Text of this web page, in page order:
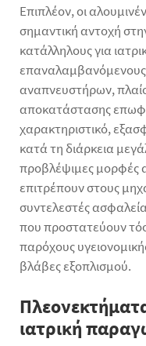
Επιπλέον, οι
σημαντική αντοχή
κατάλληλους για
επαναλαμβανόμενους
αναπνευστήρων,
αποκατάστασης
χαρακτηριστικό,
κατά τη διάρκεια
προβλέψιμες μορφές
επιτρέπουν στους
συντελεστές
που προστατεύουν
παρόχους
βλάβες εξοπλισμού.
ιατρική